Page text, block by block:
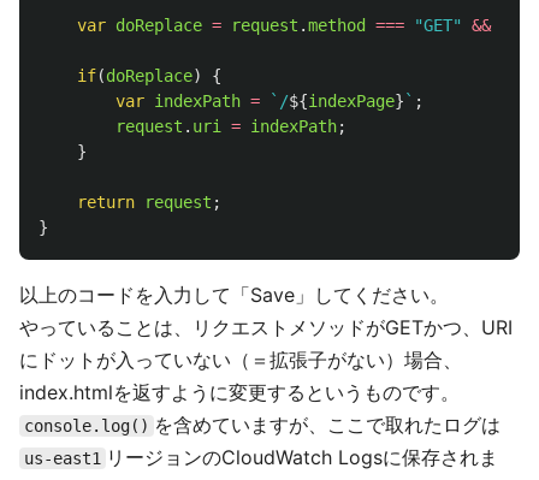
var doReplace = request .method === "GET" &&
if(doReplace)
{
var indexPath = `/${indexPage} ` ;
request . uri = indexPath;
}
return request ;
}
以上のコードを入力して「Save」してください。
やっていることは、リクエストメソッドがGETかつ、URI
にドットが入っていない（＝拡張子がない）場合、
index.htmlを返すように変更するというものです。
console.log() を含めていますが、ここで取れたログは
us-east1 リージョンのCloudWatch Logsに保存されま